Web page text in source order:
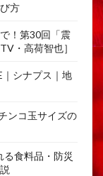
方
！第30回「震
・高荷智也］
シナプス｜地
ンコ玉サイズの
る食料品・防災